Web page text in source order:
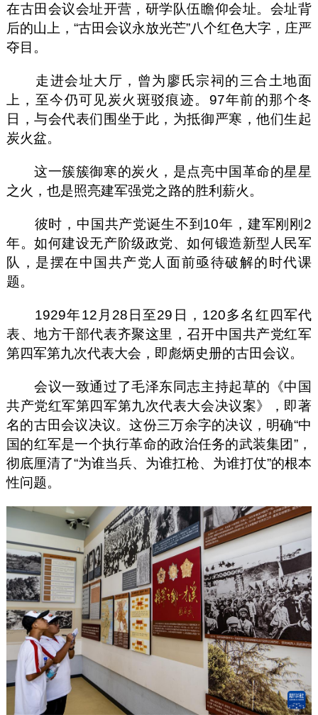
在古田会议会址开营，研学队伍瞻仰会址。会址背
后的山上，“古田会议永放光芒”八个红色大字，庄严
夺目。
走进会址大厅，曾为廖氏宗祠的三合土地面
上，至今仍可见炭火斑驳痕迹。97年前的那个冬
日，与会代表们围坐于此，为抵御严寒，他们生起
炭火盆。
这一簇簇御寒的炭火，是点亮中国革命的星星
之火，也是照亮建军强党之路的胜利薪火。
彼时，中国共产党诞生不到10年，建军刚刚2
年。如何建设无产阶级政党、如何锻造新型人民军
队，是摆在中国共产党人面前亟待破解的时代课
题。
1929年12月28日至29日，120多名红四军代
表、地方干部代表齐聚这里，召开中国共产党红军
第四军第九次代表大会，即彪炳史册的古田会议。
会议一致通过了毛泽东同志主持起草的《中国
共产党红军第四军第九次代表大会决议案》，即著
名的古田会议决议。这份三万余字的决议，明确“中
国的红军是一个执行革命的政治任务的武装集团”，
彻底厘清了“为谁当兵、为谁扛枪、为谁打仗”的根本
性问题。